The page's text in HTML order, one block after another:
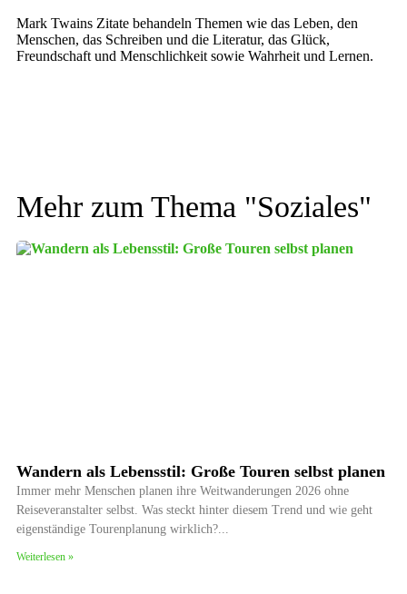
Mark Twains Zitate behandeln Themen wie das Leben, den
Menschen, das Schreiben und die Literatur, das Glück,
Freundschaft und Menschlichkeit sowie Wahrheit und Lernen.
Mehr zum Thema "Soziales"
Wandern als Lebensstil: Große Touren selbst planen
Immer mehr Menschen planen ihre Weitwanderungen 2026 ohne
Reiseveranstalter selbst. Was steckt hinter diesem Trend und wie geht
eigenständige Tourenplanung wirklich?
Weiterlesen »